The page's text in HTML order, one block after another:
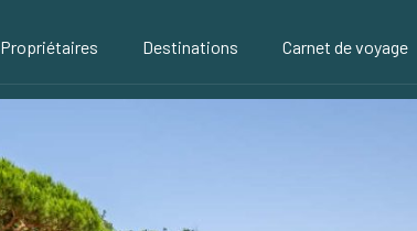
Propriétaires Destinations Carnet de voyage